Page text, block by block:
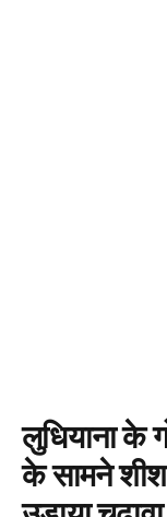
लुधियाना के
के सामने